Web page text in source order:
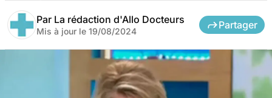
Par La rédaction d'Allo Docteurs
Mis à jour le 19/08/2024
Partager